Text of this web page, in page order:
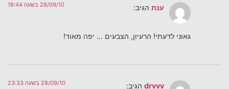
ענת הגיב: 28/09/10 בשעה 18:44
גאוני לדעתי! הרעיון, הצבעים … יפה מאוד!
drvvv הגיב: 28/09/10 בשעה 23:33